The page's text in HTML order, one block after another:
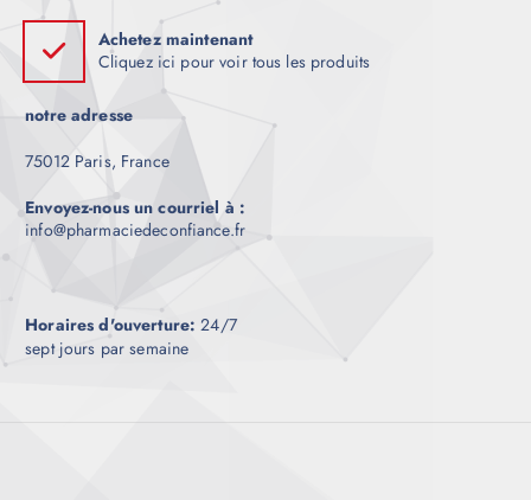
Achetez maintenant
Cliquez ici pour voir tous les produits
notre adresse
75012 Paris, France
Envoyez-nous un courriel à :
info@pharmaciedeconfiance.fr
Horaires d'ouverture: 24/7
sept jours par semaine